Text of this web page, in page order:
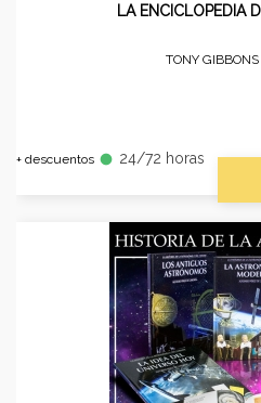
LA ENCICLOPEDIA
TONY
+ descuentos fiber_manual_record 24/72 horas